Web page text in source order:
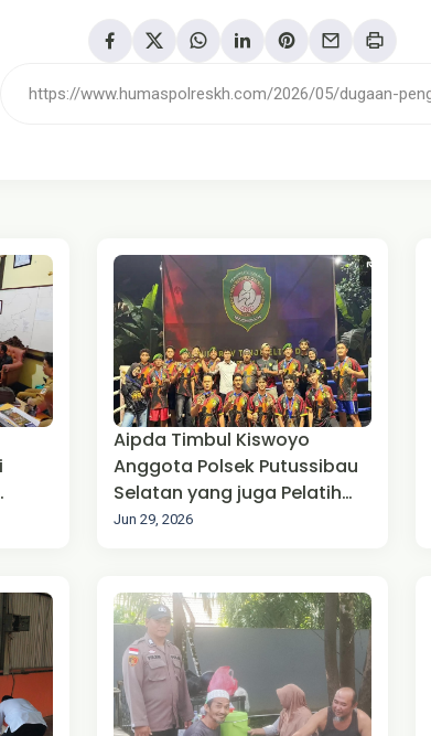
Aipda Timbul Kiswoyo
Anggota Polsek Putussibau
Selatan yang juga Pelatih
Tinju Pertina Kapuas Hulu
Jun 29, 2026